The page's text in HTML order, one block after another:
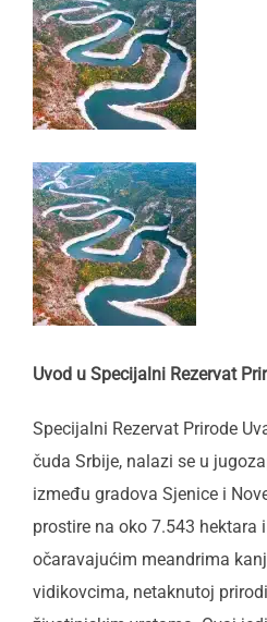
Uvod u Specijalni Rezervat
Specijalni Rezervat Prirode
čuda Srbije, nalazi se u
između gradova Sjenice i
prostire na oko 7.543 hektara
očaravajućim meandrima
vidikovcima, netaknutoj